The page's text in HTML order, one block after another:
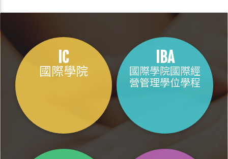
IC
國際學院
IBA
國際學院國際經
營管理學位學程